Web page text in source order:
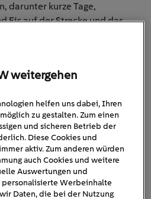
darunter kurze Tage,
Eis auf der Strecke und das
unter Beweis
weitergehen
helfen uns dabei, Ihren
zu gestalten. Zum einen
und sicheren Betrieb der
Diese Cookies und
aktiv. Zum anderen würden
auch Cookies und weitere
Auswertungen und
Werbeinhalte
Daten, die bei der Nutzung